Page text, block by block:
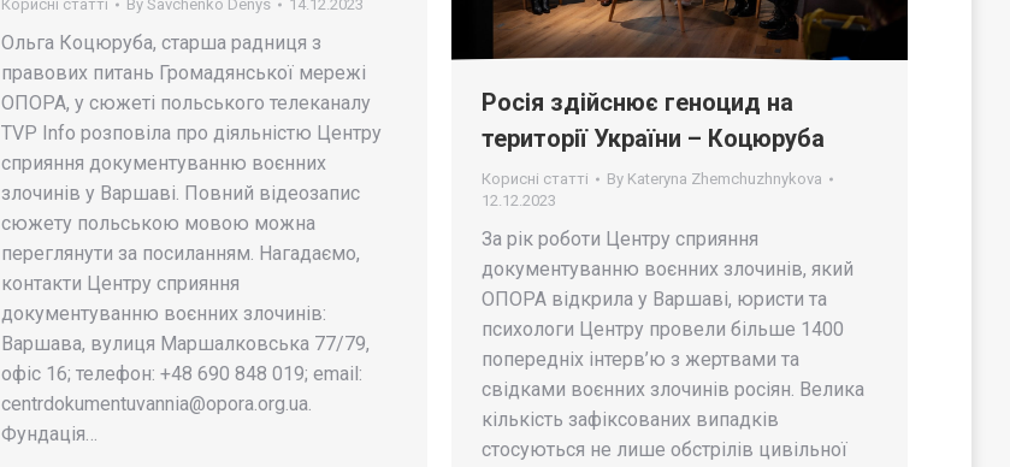
Корисні статті By Savchenko Denys 14.12.2023
Ольга Коцюруба, старша радниця з
правових питань Громадянської мережі
ОПОРА, у сюжеті польського телеканалу
TVP Info розповіла про діяльністю Центру
сприяння документуванню воєнних
злочинів у Варшаві. Повний відеозапис
сюжету польською мовою можна
переглянути за посиланням. Нагадаємо,
контакти Центру сприяння
документуванню воєнних злочинів:
Варшава, вулиця Маршалковська 77/79,
офіс 16; телефон: +48 690 848 019; email:
centrdokumentuvannia@opora.org.ua.
Фундація…
Росія здійснює геноцид на
території України – Коцюруба
Корисні статті By Kateryna Zhemchuzhnykova
12.12.2023
За рік роботи Центру сприяння
документуванню воєнних злочинів, який
ОПОРА відкрила у Варшаві, юристи та
психологи Центру провели більше 1400
попередніх інтерв’ю з жертвами та
свідками воєнних злочинів росіян. Велика
кількість зафіксованих випадків
стосуються не лише обстрілів цивільної